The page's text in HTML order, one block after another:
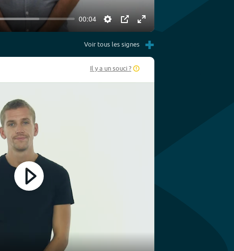
00:04
Settings
PIP Enter
fullscreen
Voir tous les signes +
Il y a un souci ?
Play